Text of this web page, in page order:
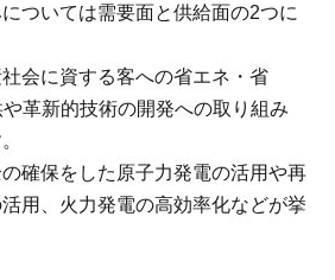
ついては需要面と供給面の2つに
会に資する客への省エネ・省
革新的技術の開発への取り組み
確保をした原子力発電の活用や再
用、火力発電の高効率化などが挙